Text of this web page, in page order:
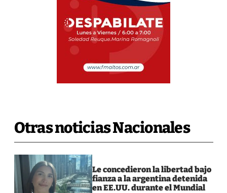
Otras noticias Nacionales
Le concedieron la libertad bajo
fianza a la argentina detenida
en EE.UU. durante el Mundial